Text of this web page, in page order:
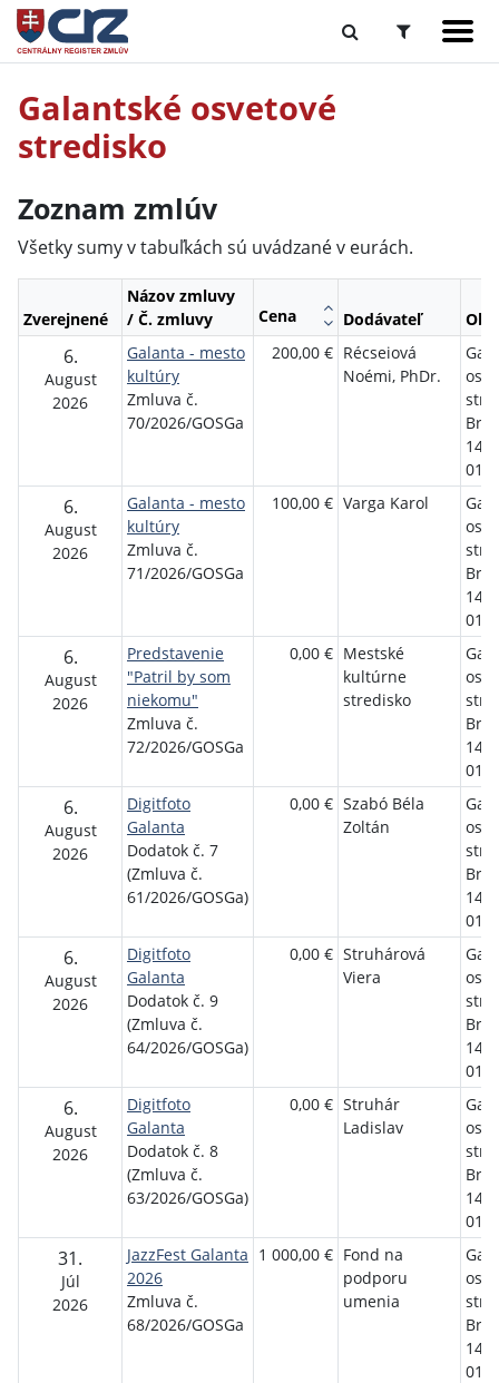
Galantské osvetové
stredisko
Zoznam zmlúv
Všetky sumy v tabuľkách sú uvádzané v eurách.
Zverejnené
Názov zmluvy
/ Č. zmluvy
Cena Dodávateľ
6.
August
2026
Galanta - mesto
kultúry
Zmluva č.
70/2026/GOSGa
200,00 € Récseiová
Noémi, PhDr.
01
6.
August
2026
Galanta - mesto
kultúry
Zmluva č.
71/2026/GOSGa
100,00 € Varga Karol
01
6.
August
2026
Predstavenie
"Patril by som
niekomu"
Zmluva č.
72/2026/GOSGa
0,00 € Mestské
kultúrne
stredisko
01
6.
August
2026
Digitfoto
Galanta
Dodatok č. 7
(Zmluva č.
61/2026/GOSGa)
0,00 € Szabó Béla
Zoltán
01
6.
August
2026
Digitfoto
Galanta
Dodatok č. 9
(Zmluva č.
64/2026/GOSGa)
0,00 € Struhárová
Viera
01
6.
August
2026
Digitfoto
Galanta
Dodatok č. 8
(Zmluva č.
63/2026/GOSGa)
0,00 € Struhár
Ladislav
01
31.
Júl
2026
JazzFest Galanta
2026
Zmluva č.
68/2026/GOSGa
1 000,00 € Fond na
podporu
umenia
01